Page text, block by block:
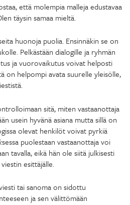
että molempia malleja edustavaa
täysin samaa mieltä.
huonoja puolia. Ensinnäkin se on
Pelkästään dialogille ja ryhmän
ja vuorovaikutus voivat helposti
on helpompi avata suurelle yleisölle,
sitä, miten vastaanottaja
usein hyvänä asiana mutta sillä on
olevat henkilöt voivat pyrkiä
sessa puolestaan vastaanottaja voi
tavalla, eikä hän ole siitä julkisesti
esittäjälle.
tai sanoma on sidottu
ja sen välittömään